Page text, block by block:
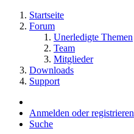
Startseite
Forum
Unerledigte Themen
Team
Mitglieder
Downloads
Support
Anmelden oder registrieren
Suche